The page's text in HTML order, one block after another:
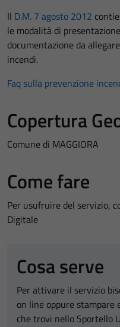
Il D.M. 7 agosto 2012
le modalità di
documentazione da
incendi.
Faq sulla prevenzione
Copertura
Comune di MAGGIORA
Come fare
Per usufruire del servizio,
Digitale
Cosa serve
Per attivare il servizio
on line oppure stampare
che trovi nello Sportello